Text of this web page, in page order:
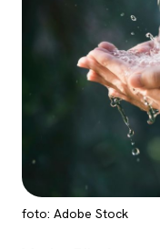
foto: Adobe Stock